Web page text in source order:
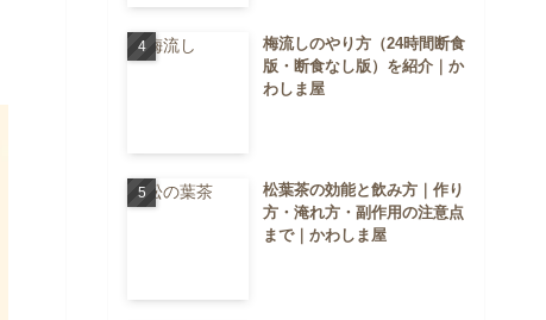
梅流しのやり方（24時間断食
版・断食なし版）を紹介｜か
わしま屋
松葉茶の効能と飲み方｜作り
方・淹れ方・副作用の注意点
まで｜かわしま屋